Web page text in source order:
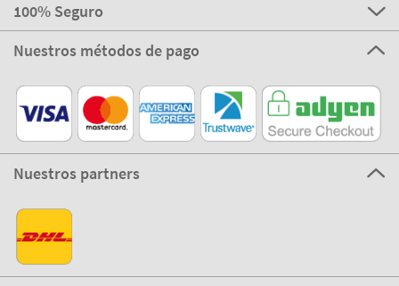
100% Seguro
Nuestros métodos de pago
Nuestros partners